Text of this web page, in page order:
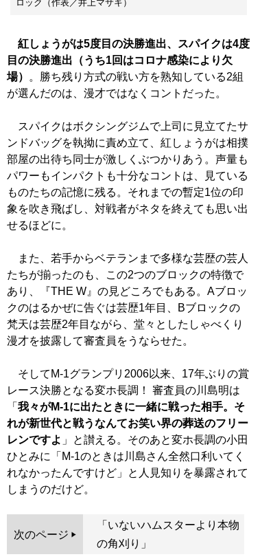
ロック（作表／井上マサキ）
紅しょうがは5度目の決勝進出、スパイクは4度
目の決勝進出（うち1回はコロナ感染により欠
場）
。勝ち残り方式の戦い方を熟知している2組
が選んだのは、漫才ではなくコントだった。
スパイクはボクシングジムで上司に見立てたサ
ンドバッグを執拗に責め立て、紅しょうがは相撲
部屋の出待ち同士が激しくぶつかりあう。声量も
パワーもインパクトも十分なコントは、見ている
ものたちの記憶に残る。それまでの暫定1位の印
象を吹き飛ばし、対戦者がネタを終えても思い出
せるほどに。
また、若手からベテランまで多様な芸歴の芸人
たちが揃ったのも、この2つのブロックの特徴で
あり、『THE W』の見どころでもある。Aブロッ
クのはるかぜに告ぐは芸歴1年目、Bブロックの
梵天は芸歴2年目ながら、堂々としたしゃべくり
漫才を披露して審査員をうならせた。
そしてM-1グランプリ2006以来、17年ぶりの賞
レース決勝となる変ホ長調！ 審査員の川島明は
「 我々がM-1に出たときに一緒に戦った相手。そ
れが新世代と戦うなんてお笑い界の葬送のフリー
レンですよ 」と讃える。そのあと変ホ長調の小田
ひとみに「M-1のときは川島さん全然口利いてく
れなかったんですけど」と人見知りを暴露されて
しまうのだけど。
次のページ
「いないハムスターより本物
の角刈り」